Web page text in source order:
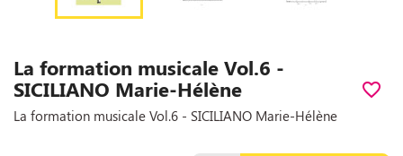
La formation musicale Vol.6 -
SICILIANO Marie-Hélène
favorite_border
La formation musicale Vol.6 - SICILIANO Marie-Hélène